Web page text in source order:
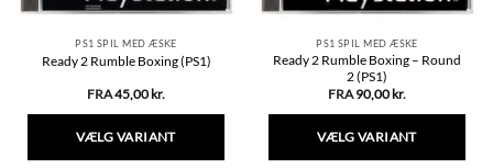
PS1 SPIL MED ÆSKE
Ready 2 Rumble Boxing (PS1)
FRA45,00 kr.
VÆLG VARIANT
PS1 SPIL MED ÆSKE
Ready 2 Rumble Boxing – Round
2 (PS1)
FRA90,00 kr.
VÆLG VARIANT